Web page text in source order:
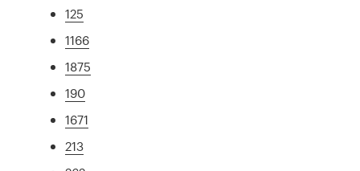
125
1166
1875
190
1671
213